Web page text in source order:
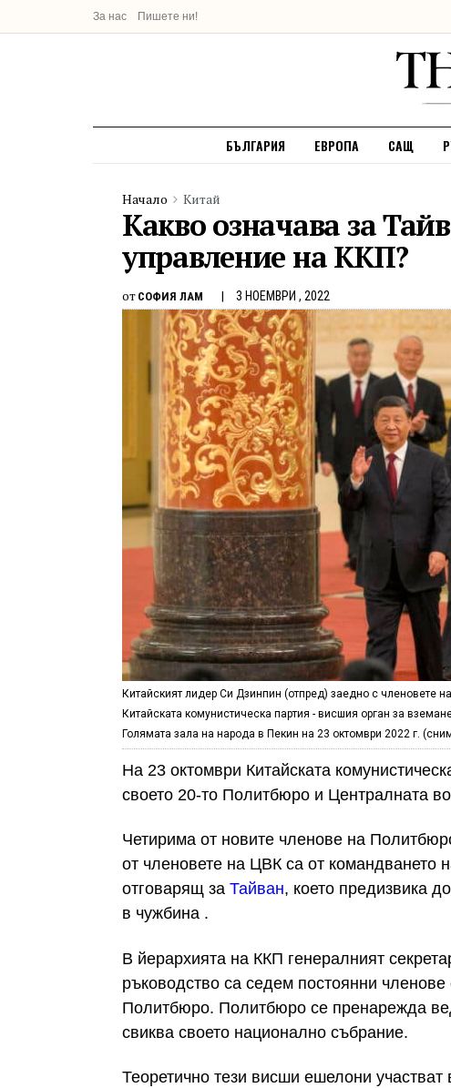
За нас Пишете ни!
БЪЛГАРИЯ ЕВРОПА САЩ
Начало Китай
Какво означава за
управление на ККП?
от СОФИЯ ЛАМ 3 НОЕМВРИ , 2022
Китайският лидер Си Дзинпин (отпред) заедно с членовете
Китайската комунистическа партия - висшия орган за
Голямата зала на народа в Пекин на 23 октомври 2022 г.
На 23 октомври Китайската
своето 20-то Политбюро и Централната
Четирима от новите членове на
от членовете на ЦВК са от командването
отговарящ за Тайван, което предизвика
в чужбина .
В йерархията на ККП генералният
ръководство са седем постоянни
Политбюро. Политбюро се пренарежда
свиква своето национално събрание.
Теоретично тези висши ешелони